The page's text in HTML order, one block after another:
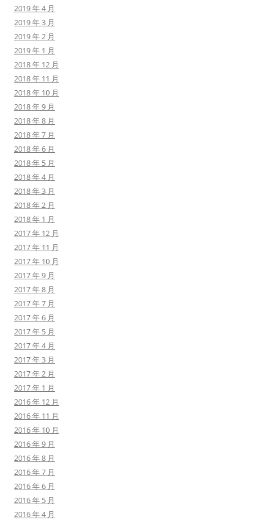
2019 年 4 月
2019 年 3 月
2019 年 2 月
2019 年 1 月
2018 年 12 月
2018 年 11 月
2018 年 10 月
2018 年 9 月
2018 年 8 月
2018 年 7 月
2018 年 6 月
2018 年 5 月
2018 年 4 月
2018 年 3 月
2018 年 2 月
2018 年 1 月
2017 年 12 月
2017 年 11 月
2017 年 10 月
2017 年 9 月
2017 年 8 月
2017 年 7 月
2017 年 6 月
2017 年 5 月
2017 年 4 月
2017 年 3 月
2017 年 2 月
2017 年 1 月
2016 年 12 月
2016 年 11 月
2016 年 10 月
2016 年 9 月
2016 年 8 月
2016 年 7 月
2016 年 6 月
2016 年 5 月
2016 年 4 月